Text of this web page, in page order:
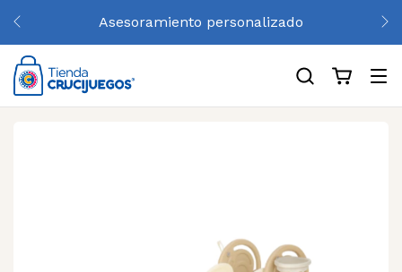
Asesoramiento personalizado